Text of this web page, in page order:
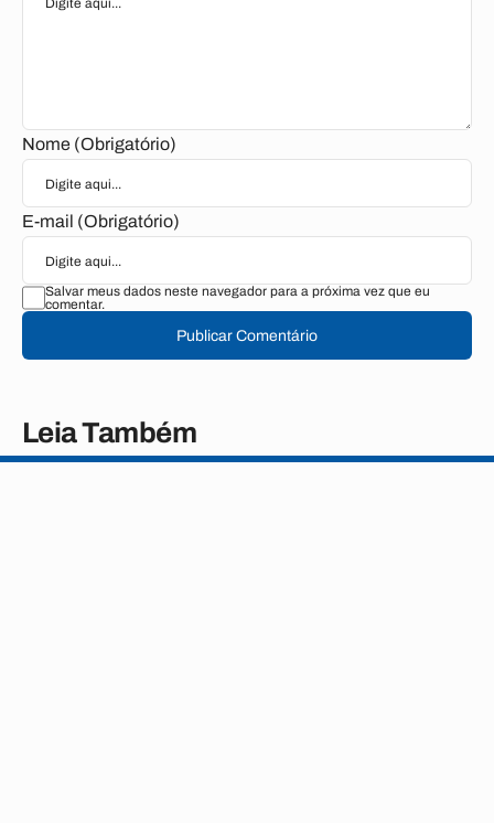
Nome (Obrigatório)
E-mail (Obrigatório)
Salvar meus dados neste navegador para a próxima vez que eu
comentar.
Publicar Comentário
Leia Também